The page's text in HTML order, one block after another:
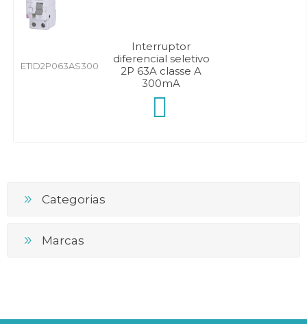
ETID2P063AS300
Interruptor
diferencial seletivo
2P 63A classe A
300mA
Categorias
Marcas